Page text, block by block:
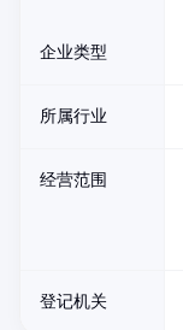
企业类型
所属行业
经营范围
登记机关